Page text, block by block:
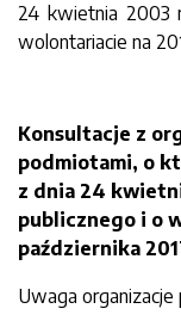
24 kwietnia 2003
wolontariacie na
Konsultacje z
podmiotami, o
z dnia 24
publicznego i o
października
Uwaga